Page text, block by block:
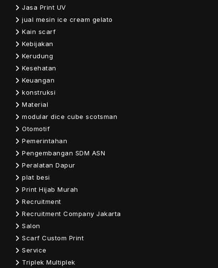
Jasa Print UV
jual mesin ice cream gelato
Kain scarf
Kebijakan
Kerudung
Kesehatan
Keuangan
konstruksi
Material
modular dice cube scotsman
Otomotif
Pemerintahan
Pengembangan SDM ASN
Peralatan Dapur
plat besi
Print Hijab Murah
Recruitment
Recruitment Company Jakarta
Salon
Scarf Custom Print
Service
Triplek Multiplek